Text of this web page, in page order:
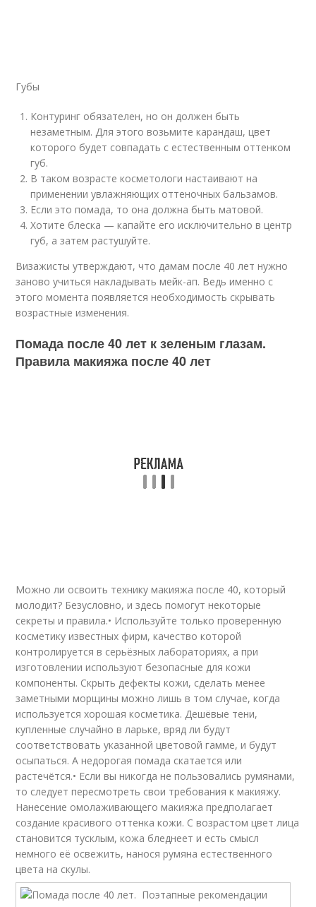
Губы
Контуринг обязателен, но он должен быть
незаметным. Для этого возьмите карандаш, цвет
которого будет совпадать с естественным оттенком
губ.
В таком возрасте косметологи настаивают на
применении увлажняющих оттеночных бальзамов.
Если это помада, то она должна быть матовой.
Хотите блеска — капайте его исключительно в центр
губ, а затем растушуйте.
Визажисты утверждают, что дамам после 40 лет нужно
заново учиться накладывать мейк-ап. Ведь именно с
этого момента появляется необходимость скрывать
возрастные изменения.
Помада после 40 лет к зеленым глазам.
Правила макияжа после 40 лет
Можно ли освоить технику макияжа после 40, который
молодит? Безусловно, и здесь помогут некоторые
секреты и правила.• Используйте только проверенную
косметику известных фирм, качество которой
контролируется в серьёзных лабораториях, а при
изготовлении используют безопасные для кожи
компоненты. Скрыть дефекты кожи, сделать менее
заметными морщины можно лишь в том случае, когда
используется хорошая косметика. Дешёвые тени,
купленные случайно в ларьке, вряд ли будут
соответствовать указанной цветовой гамме, и будут
осыпаться. А недорогая помада скатается или
растечётся.• Если вы никогда не пользовались румянами,
то следует пересмотреть свои требования к макияжу.
Нанесение омолаживающего макияжа предполагает
создание красивого оттенка кожи. С возрастом цвет лица
становится тусклым, кожа бледнеет и есть смысл
немного её освежить, нанося румяна естественного
цвета на скулы.